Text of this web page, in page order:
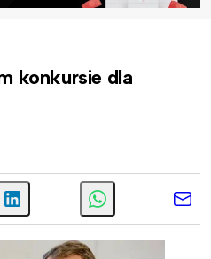
konkursie dla